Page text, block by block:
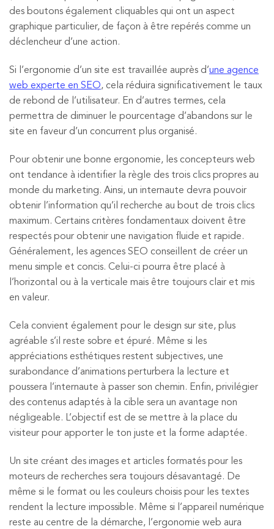
des boutons également cliquables qui ont un aspect
graphique particulier, de façon à être repérés comme un
déclencheur d’une action.
Si l’ergonomie d’un site est travaillée auprès d’une agence
web experte en SEO, cela réduira significativement le taux
de rebond de l’utilisateur. En d’autres termes, cela
permettra de diminuer le pourcentage d’abandons sur le
site en faveur d’un concurrent plus organisé.
Pour obtenir une bonne ergonomie, les concepteurs web
ont tendance à identifier la règle des trois clics propres au
monde du marketing. Ainsi, un internaute devra pouvoir
obtenir l’information qu’il recherche au bout de trois clics
maximum. Certains critères fondamentaux doivent être
respectés pour obtenir une navigation fluide et rapide.
Généralement, les agences SEO conseillent de créer un
menu simple et concis. Celui-ci pourra être placé à
l’horizontal ou à la verticale mais être toujours clair et mis
en valeur.
Cela convient également pour le design sur site, plus
agréable s’il reste sobre et épuré. Même si les
appréciations esthétiques restent subjectives, une
surabondance d’animations perturbera la lecture et
poussera l’internaute à passer son chemin. Enfin, privilégier
des contenus adaptés à la cible sera un avantage non
négligeable. L’objectif est de se mettre à la place du
visiteur pour apporter le ton juste et la forme adaptée.
Un site créant des images et articles formatés pour les
moteurs de recherches sera toujours désavantagé. De
même si le format ou les couleurs choisis pour les textes
rendent la lecture impossible. Même si l’appareil numérique
reste au centre de la démarche, l’ergonomie web aura